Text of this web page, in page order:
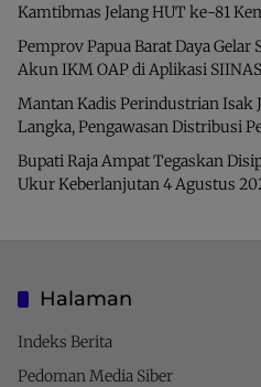
Kamtibmas Jelang HUT ke-81
Pemprov Papua Barat Daya Gelar
Akun IKM OAP di Aplikasi SIINAS
Mantan Kadis Perindustrian Isak
Langka, Pengawasan Distribusi
Bupati Raja Ampat Tegaskan
Ukur Keberlanjutan4 Agustus
Halaman
Indeks Berita
Pedoman Media Siber